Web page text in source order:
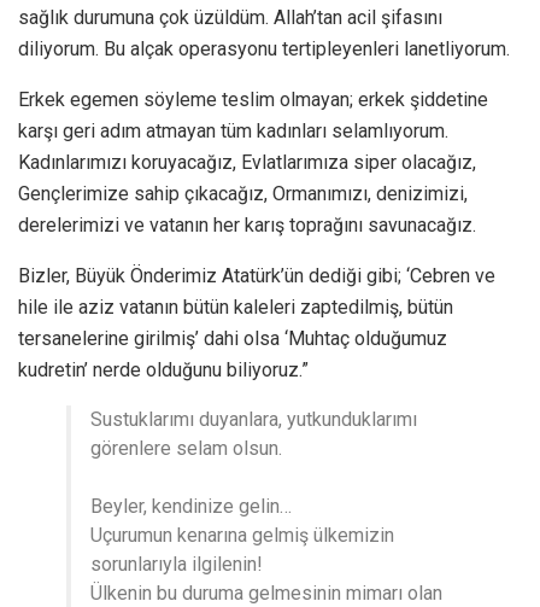
sağlık durumuna çok üzüldüm. Allah’tan acil şifasını
diliyorum. Bu alçak operasyonu tertipleyenleri lanetliyorum.
Erkek egemen söyleme teslim olmayan; erkek şiddetine
karşı geri adım atmayan tüm kadınları selamlıyorum.
Kadınlarımızı koruyacağız, Evlatlarımıza siper olacağız,
Gençlerimize sahip çıkacağız, Ormanımızı, denizimizi,
derelerimizi ve vatanın her karış toprağını savunacağız.
Bizler, Büyük Önderimiz Atatürk’ün dediği gibi; ‘Cebren ve
hile ile aziz vatanın bütün kaleleri zaptedilmiş, bütün
tersanelerine girilmiş’ dahi olsa ‘Muhtaç olduğumuz
kudretin’ nerde olduğunu biliyoruz.”
Sustuklarımı duyanlara, yutkunduklarımı
görenlere selam olsun.
Beyler, kendinize gelin…
Uçurumun kenarına gelmiş ülkemizin
sorunlarıyla ilgilenin!
Ülkenin bu duruma gelmesinin mimarı olan